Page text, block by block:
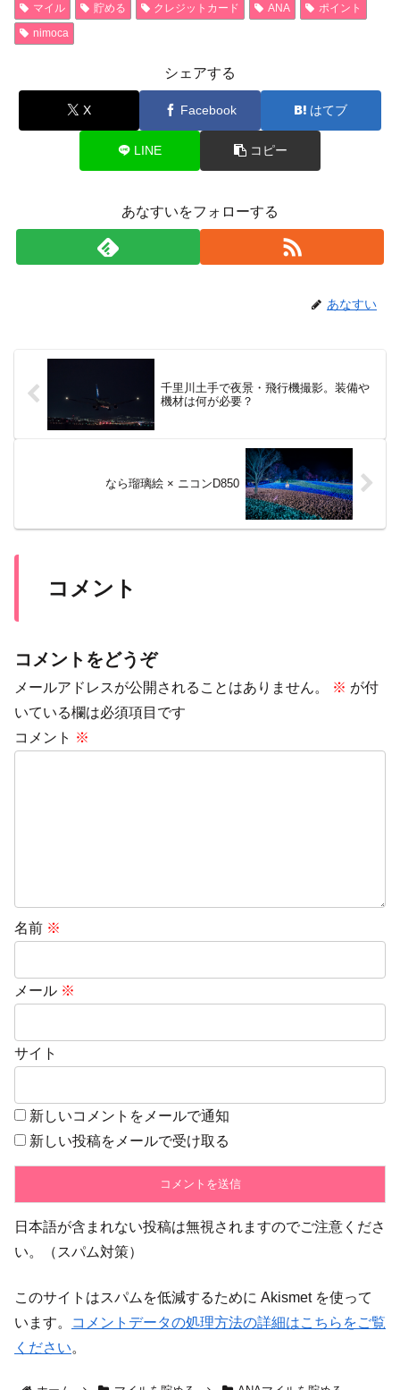
マイル 貯める クレジットカード ANA
ポイント
nimoca
シェアする
X Facebook はてブ
LINE コピー
あなすいをフォローする
あなすい
千里川土手で夜景・飛行機撮影。装備や
機材は何が必要？
なら瑠璃絵 × ニコンD850
コメント
コメントをどうぞ
メールアドレスが公開されることはありません。 ※ が付
いている欄は必須項目です
コメント ※
名前 ※
メール ※
サイト
新しいコメントをメールで通知
新しい投稿をメールで受け取る
日本語が含まれない投稿は無視されますのでご注意くださ
い。（スパム対策）
このサイトはスパムを低減するために Akismet を使って
います。
コメントデータの処理方法の詳細はこちらをご覧
ください。